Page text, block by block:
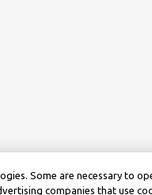
Some are necessary to
companies that use